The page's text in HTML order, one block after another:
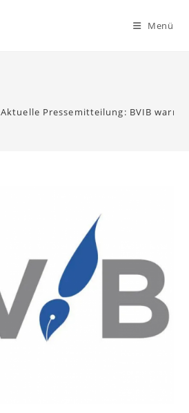
Menü
Aktuelle Pressemitteilung: BVIB